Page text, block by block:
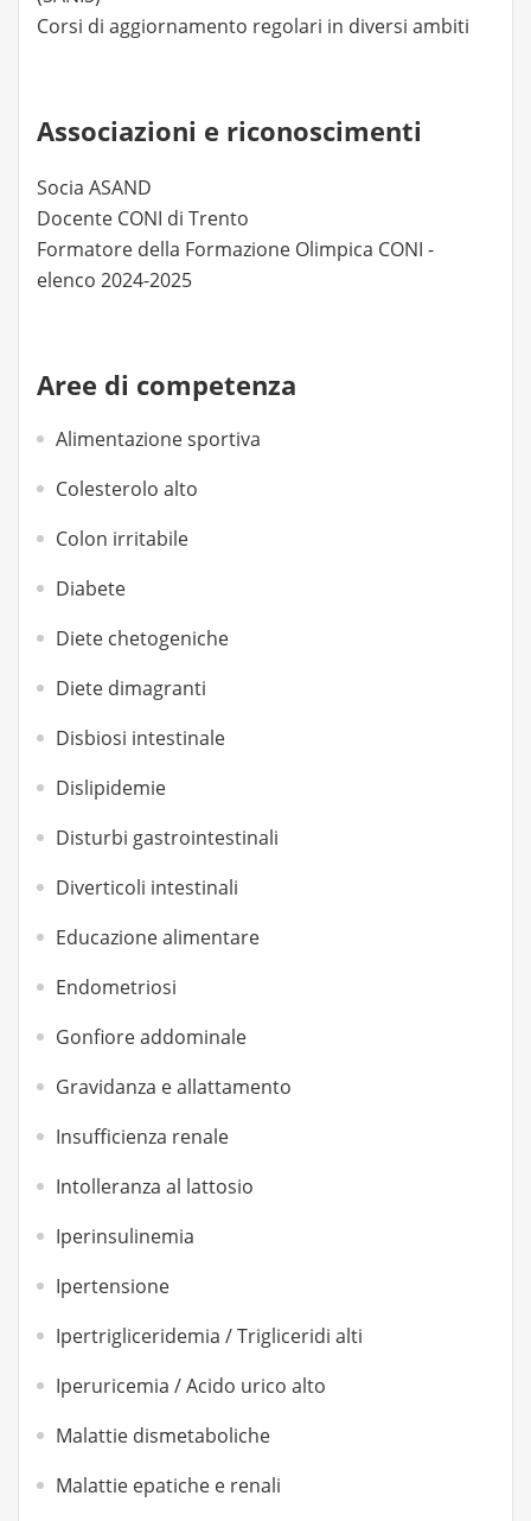
Corsi di aggiornamento regolari in diversi ambiti
Associazioni e riconoscimenti
Socia ASAND
Docente CONI di Trento
Formatore della Formazione Olimpica CONI -
elenco 2024-2025
Aree di competenza
Alimentazione sportiva
Colesterolo alto
Colon irritabile
Diabete
Diete chetogeniche
Diete dimagranti
Disbiosi intestinale
Dislipidemie
Disturbi gastrointestinali
Diverticoli intestinali
Educazione alimentare
Endometriosi
Gonfiore addominale
Gravidanza e allattamento
Insufficienza renale
Intolleranza al lattosio
Iperinsulinemia
Ipertensione
Ipertrigliceridemia / Trigliceridi alti
Iperuricemia / Acido urico alto
Malattie dismetaboliche
Malattie epatiche e renali